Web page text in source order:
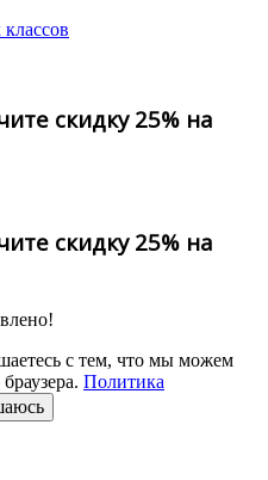
скидку 25% на
скидку 25% на
с тем, что мы можем
Политика